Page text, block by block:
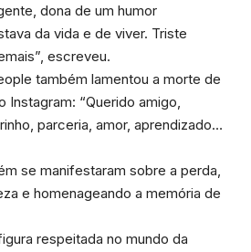
dona de um humor
da vida e de viver. Triste
escreveu.
também lamentou a morte de
Instagram: “Querido amigo,
parceria, amor, aprendizado…
se manifestaram sobre a perda,
e homenageando a memória de
respeitada no mundo da